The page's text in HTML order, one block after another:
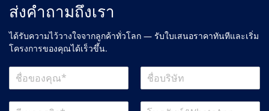
ส่งคำถามถึงเรา
ได้รับความไว้วางใจจากลูกค้าทั่วโลก — รับใบเสนอราคาทันทีและเริ่ม
โครงการของคุณได้เร็วขึ้น.